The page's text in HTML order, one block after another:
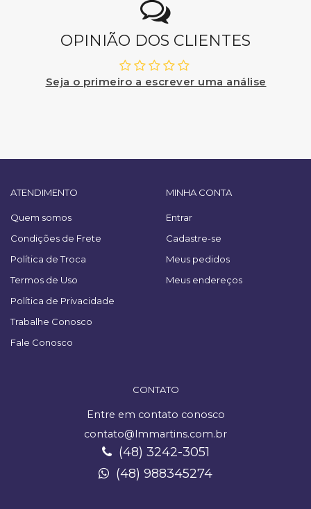
OPINIÃO DOS CLIENTES
Seja o primeiro a escrever uma análise
ATENDIMENTO
Quem somos
Condições de Frete
Política de Troca
Termos de Uso
Política de Privacidade
Trabalhe Conosco
Fale Conosco
MINHA CONTA
Entrar
Cadastre-se
Meus pedidos
Meus endereços
CONTATO
Entre em contato conosco
contato@lmmartins.com.br
(48) 3242-3051
(48) 988345274